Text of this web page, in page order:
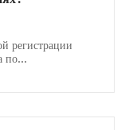
регистрации
по...